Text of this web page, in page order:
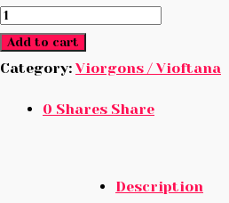
Viorgon
15
quantity
Add to cart
Category: Viorgons / Vioftana
0 Shares Share
Description